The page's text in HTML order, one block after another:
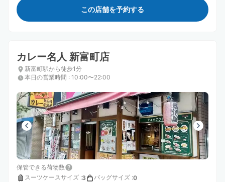
この店舗を予約する
カレー名人 新富町店
新富町駅から徒歩1分
本日の営業時間 : 10:00〜22:00
保管できる荷物数
スーツケースサイズ :3 バッグサイズ :0